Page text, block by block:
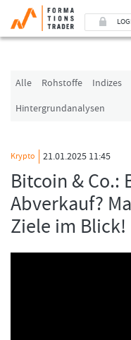
Alle Rohstoffe Indizes
Hintergrundanalysen
Krypto 21.01.2025 11:45
Bitcoin &
Abverkauf?
Ziele im Blick!
Benutzer (E-Mail-Adresse
Angemeldet bleiben
Passwort vergessen
Ich bin neu, und jetzt?